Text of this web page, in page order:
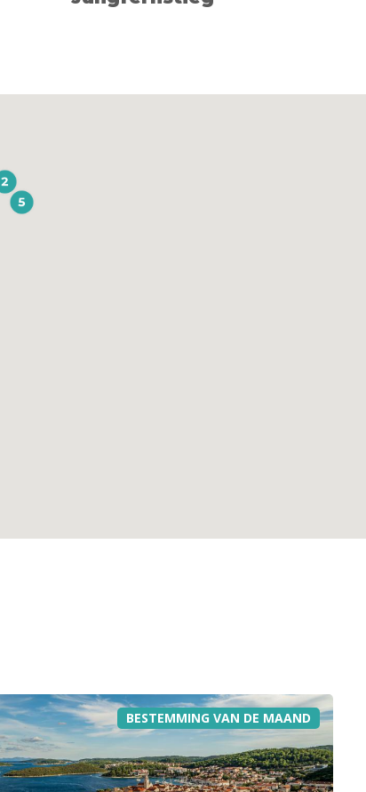
BESTEMMING VAN DE MAAND